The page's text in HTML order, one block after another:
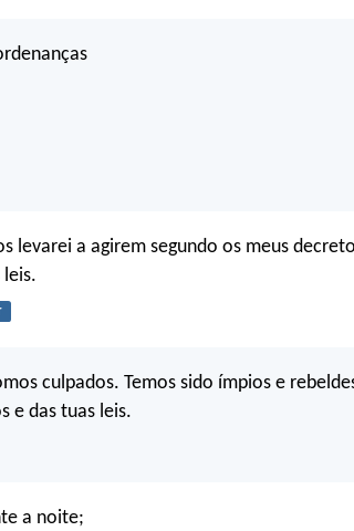
levarei a agirem segundo os meus
culpados. Temos sido ímpios e
e das tuas leis.
a noite;